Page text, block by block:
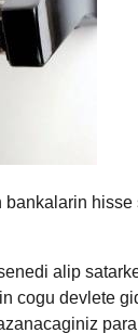
alip
cogu devlete